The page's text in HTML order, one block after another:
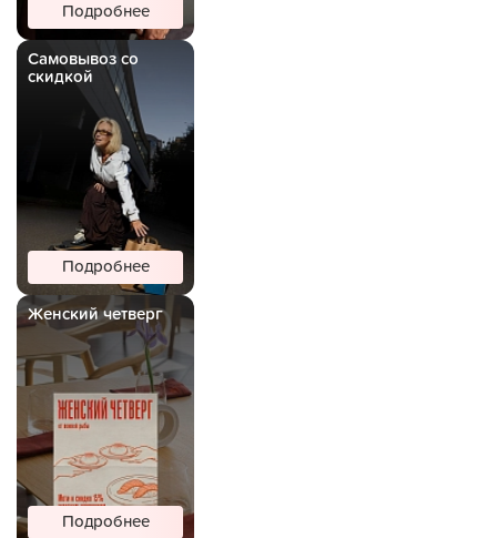
Подробнее
Самовывоз со
скидкой
Подробнее
Женский четверг
Подробнее